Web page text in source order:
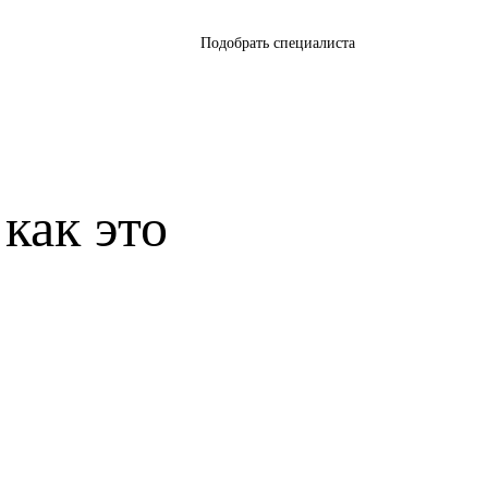
Подобрать специалиста
это